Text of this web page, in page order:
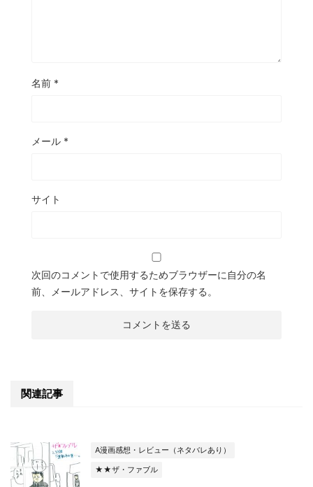
名前 *
メール *
サイト
次回のコメントで使用するためブラウザーに自分の名
前、メールアドレス、サイトを保存する。
関連記事
A漫画感想・レビュー（ネタバレあり）
★★ザ・ファブル